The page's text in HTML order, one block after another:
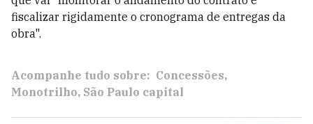
fiscalizar rigidamente o cronograma de entregas da
obra".
Acompanhe tudo sobre: Concessões
Monotrilho São Paulo capital